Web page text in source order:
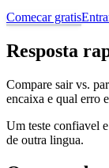
Comecar gratis
Resposta
Compare sair vs.
encaixa e qual erro
Um teste confiavel
de outra lingua.